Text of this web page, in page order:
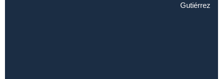
Gutiérrez